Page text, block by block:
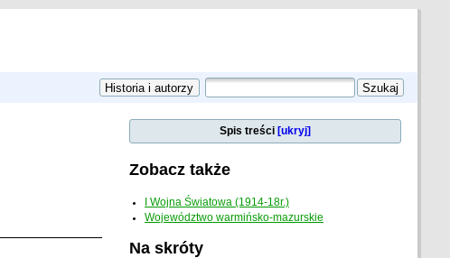
Spis treści [ukryj]
Zobacz także
I Wojna Światowa (1914-18r.)
Województwo warmińsko-mazurskie
Na skróty